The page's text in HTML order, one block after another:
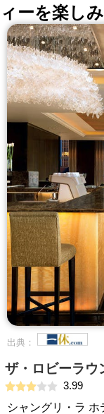
ィーを楽し
出典：
ザ・ロビーラウ
3.99
シャングリ・ラ